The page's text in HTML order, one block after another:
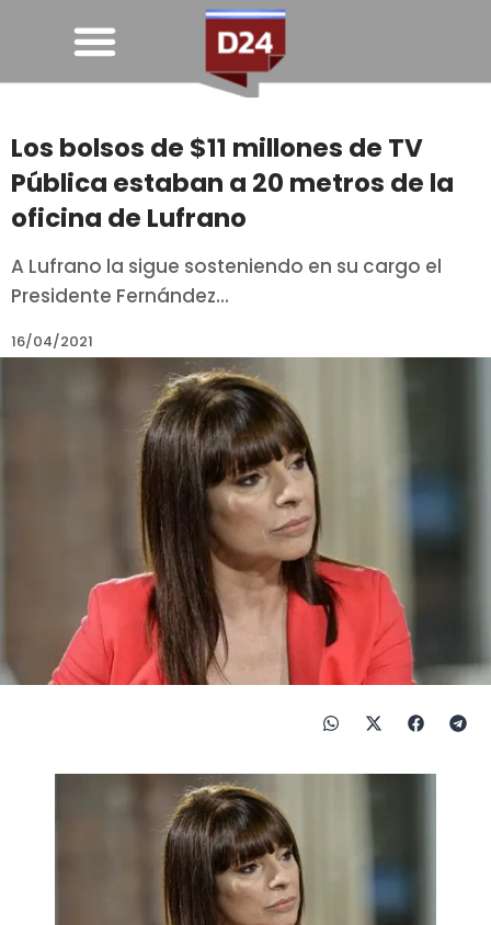
Los bolsos de $11 millones de TV
Pública estaban a 20 metros de la
oficina de Lufrano
A Lufrano la sigue sosteniendo en su cargo el
Presidente Fernández...
16/04/2021